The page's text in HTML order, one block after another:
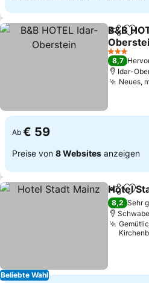
TeilenZu
B&B
3 Sterne
8,7
Idar-
Neues,
Ab € 59
Preise von 8 Websites anzeigen
Beliebte Wahl
TeilenZu
Hotel
8,2 Sehr